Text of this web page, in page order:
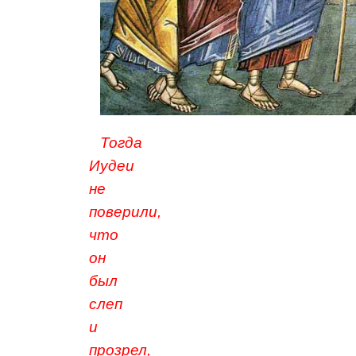
Тогда
Иудеи
не
поверили,
что
он
был
слеп
и
прозрел,